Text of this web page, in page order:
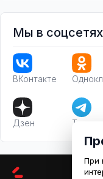
Мы в соцсетях
ВКонтакте
Дзен
При